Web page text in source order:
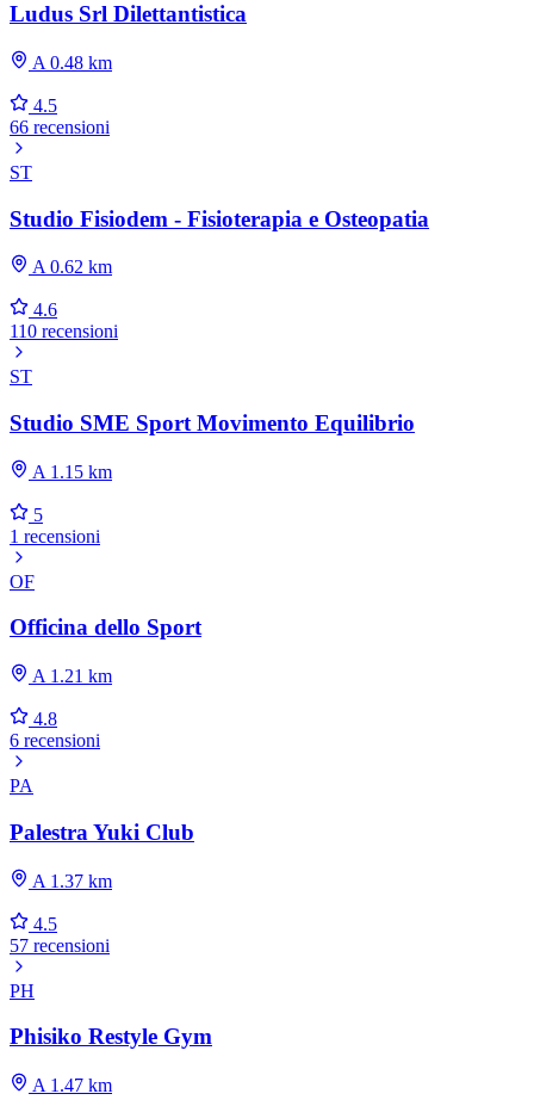
Ludus Srl Dilettantistica
A 0.48 km
4.5
66 recensioni
ST
Studio Fisiodem - Fisioterapia e Osteopatia
A 0.62 km
4.6
110 recensioni
ST
Studio SME Sport Movimento Equilibrio
A 1.15 km
5
1 recensioni
OF
Officina dello Sport
A 1.21 km
4.8
6 recensioni
PA
Palestra Yuki Club
A 1.37 km
4.5
57 recensioni
PH
Phisiko Restyle Gym
A 1.47 km